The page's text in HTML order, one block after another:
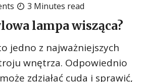
3 Minutes read
lampa wisząca?
jedno z najważniejszych
wnętrza. Odpowiednio
zdziałać cuda i sprawić,